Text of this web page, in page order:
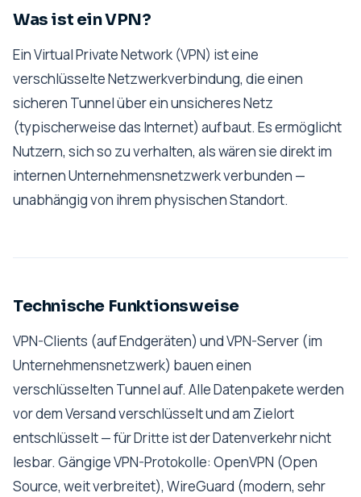
Was ist ein VPN?
Ein Virtual Private Network (VPN) ist eine
verschlüsselte Netzwerkverbindung, die einen
sicheren Tunnel über ein unsicheres Netz
(typischerweise das Internet) aufbaut. Es ermöglicht
Nutzern, sich so zu verhalten, als wären sie direkt im
internen Unternehmensnetzwerk verbunden —
unabhängig von ihrem physischen Standort.
Technische Funktionsweise
VPN-Clients (auf Endgeräten) und VPN-Server (im
Unternehmensnetzwerk) bauen einen
verschlüsselten Tunnel auf. Alle Datenpakete werden
vor dem Versand verschlüsselt und am Zielort
entschlüsselt — für Dritte ist der Datenverkehr nicht
lesbar. Gängige VPN-Protokolle: OpenVPN (Open
Source, weit verbreitet), WireGuard (modern, sehr